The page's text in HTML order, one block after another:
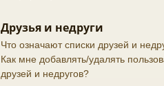
Друзья и недруги
Что означают списки друзей и
Как мне добавлять/удалять
друзей и недругов?